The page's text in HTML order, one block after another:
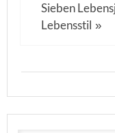
Sieben
Lebensstil »